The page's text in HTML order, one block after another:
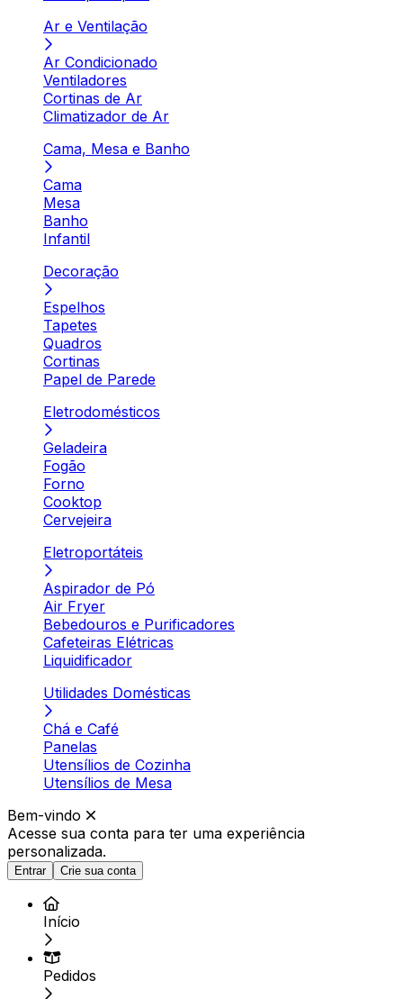
Ar e Ventilação
Ar Condicionado
Ventiladores
Cortinas de Ar
Climatizador de Ar
Cama, Mesa e Banho
Cama
Mesa
Banho
Infantil
Decoração
Espelhos
Tapetes
Quadros
Cortinas
Papel de Parede
Eletrodomésticos
Geladeira
Fogão
Forno
Cooktop
Cervejeira
Eletroportáteis
Aspirador de Pó
Air Fryer
Bebedouros e Purificadores
Cafeteiras Elétricas
Liquidificador
Utilidades Domésticas
Chá e Café
Panelas
Utensílios de Cozinha
Utensílios de Mesa
Bem-vindo
Acesse sua conta para ter uma experiência
personalizada.
Entrar Crie sua conta
Início
Pedidos